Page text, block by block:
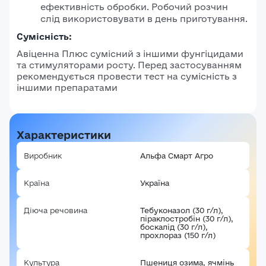
ефективність обробки. Робочий розчин
слід використовувати в день приготування.
Сумісність:
Авіценна Плюс сумісний з іншими фунгіцидами
та стимуляторами росту. Перед застосуванням
рекомендується провести тест на сумісність з
іншими препаратами
Характеристики
Виробник Альфа Смарт Агро
Країна Україна
Діюча речовина
Тебуконазол (30 г/л),
піраклостробін (30 г/л),
боскалід (30 г/л),
прохлораз (150 г/л)
Культура Пшениця озима, ячмінь